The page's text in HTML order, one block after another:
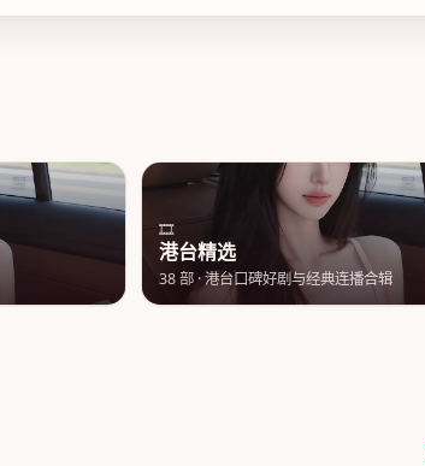
🎞️
港台精选
38部 ·港台口碑好剧与经典连播合辑